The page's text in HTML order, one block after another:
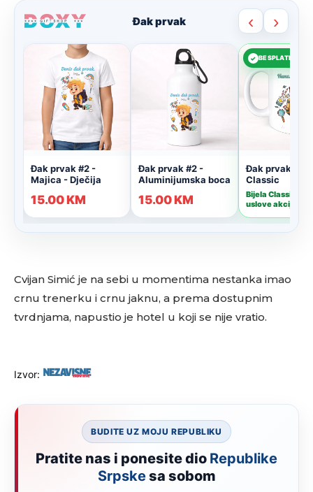
Cvijan Simić je na sebi u momentima nestanka imao
crnu trenerku i crnu jaknu, a prema dostupnim
tvrdnjama, napustio je hotel u koji se nije vratio.
Izvor:
BUDITE UZ MOJU REPUBLIKU
Pratite nas i ponesite dio Republike
Srpskesa sobom